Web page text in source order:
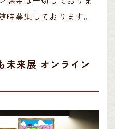
募集しております。
未来展 オンライン